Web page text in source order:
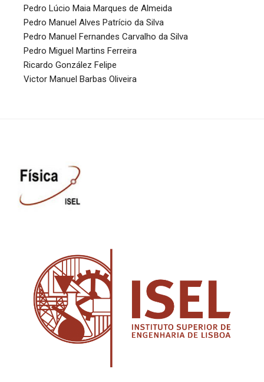
Pedro Lúcio Maia Marques de Almeida
Pedro Manuel Alves Patrício da Silva
Pedro Manuel Fernandes Carvalho da Silva
Pedro Miguel Martins Ferreira
Ricardo González Felipe
Victor Manuel Barbas Oliveira